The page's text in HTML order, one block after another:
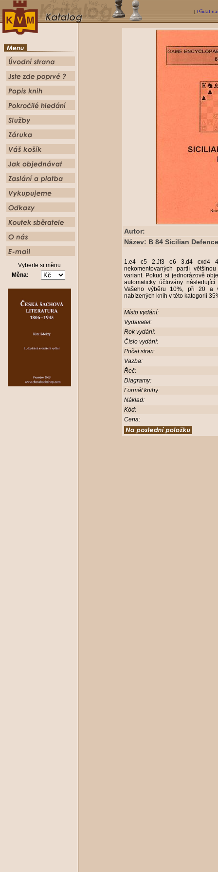
[ Přidat
Vyberte si měnu
Měna:
Autor:
Název: B 84 Sicilian Defence
1.e4 c5 2.Jf3 e6 3.d4 cxd4
nekomentovaných partií
variant. Pokud si jednorázově
automaticky účtovány
Vašeho výběru 10%, při 20 a
nabízených knih v této kategorii
Místo vydání:
Vydavatel:
Rok vydání:
Číslo vydání:
Počet stran:
Vazba:
Řeč:
Diagramy:
Formát knihy:
Náklad:
Kód:
Cena: